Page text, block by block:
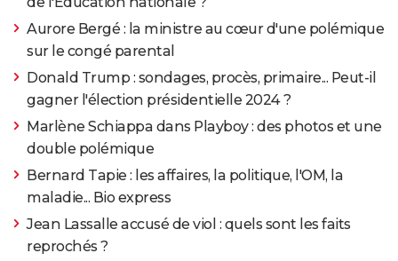
Aurore Bergé : la ministre au cœur d'une polémique
sur le congé parental
Donald Trump : sondages, procès, primaire... Peut-il
gagner l'élection présidentielle 2024 ?
Marlène Schiappa dans Playboy : des photos et une
double polémique
Bernard Tapie : les affaires, la politique, l'OM, la
maladie... Bio express
Jean Lassalle accusé de viol : quels sont les faits
reprochés ?